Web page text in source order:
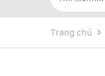
Trang chủ